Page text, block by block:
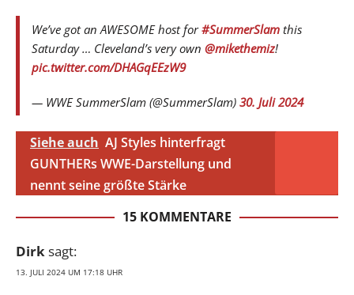
We’ve got an AWESOME host for#SummerSlam this
Saturday … Cleveland’s very own @mikethemiz!
pic.twitter.com/DHAGqEEzW9
— WWE SummerSlam (@SummerSlam) 30. Juli 2024
Siehe auch AJ Styles hinterfragt
GUNTHERs WWE-Darstellung und
nennt seine größte Stärke
15 KOMMENTARE
Dirksagt:
13. JULI 2024 UM 17:18 UHR